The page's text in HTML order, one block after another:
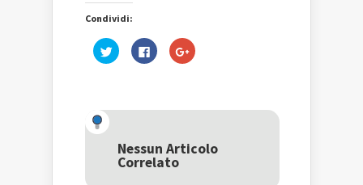
Condividi:
Fai
clic
una
nuova
finestra)
Fai
clic
nuova
finestra)
Fai
clic
una
nuova
Nessun Articolo
Correlato